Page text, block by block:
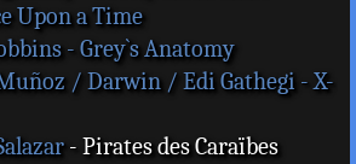
Upon a Time
- Grey`s Anatomy
/ Darwin / Edi Gathegi - X-
- Pirates des Caraïbes